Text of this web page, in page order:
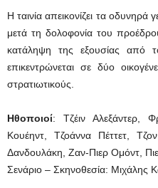
Η ταινία απεικονίζει τα οδυνηρά
μετά τη δολοφονία του
κατάληψη της εξουσίας από
επικεντρώνεται σε δύο
στρατιωτικούς.
Ηθοποιοί: Τζέιν Αλεξάντερ,
Κουέηντ, Τζοάννα Πέττετ,
Δανδουλάκη, Ζαν-Πιερ Ομόντ,
Σενάριο – Σκηνοθεσία: Μιχάλης